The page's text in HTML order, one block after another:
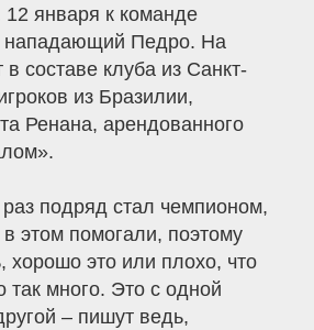
января к команде
нападающий Педро. На
составе клуба из Санкт-
из Бразилии,
Ренана, арендованного
подряд стал чемпионом,
этом помогали, поэтому
хорошо это или плохо, что
так много. Это с одной
– пишут ведь,